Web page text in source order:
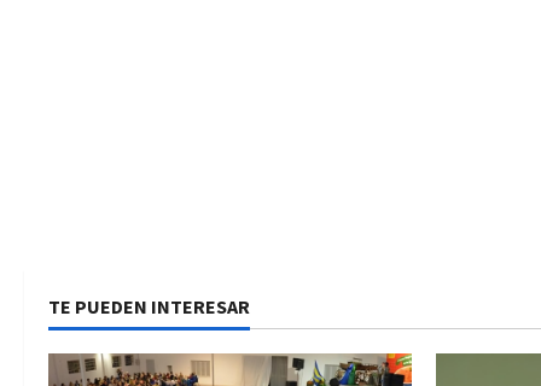
TE PUEDEN INTERESAR